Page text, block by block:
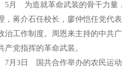
为造就革命武装的骨干力量，
，蒋介石任校长，廖仲恺任党代
治工作制度。周恩来主持的中共
产党指挥的革命武装。
3日 国共合作举办的农民运动讲